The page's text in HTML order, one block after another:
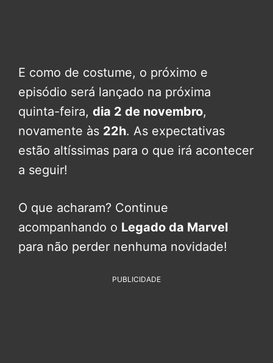
E como de costume, o próximo e
episódio será lançado na próxima
quinta-feira, dia 2 de novembro,
novamente às 22h. As expectativas
estão altíssimas para o que irá acontecer
a seguir!
O que acharam? Continue
acompanhando o Legado da Marvel
para não perder nenhuma novidade!
PUBLICIDADE